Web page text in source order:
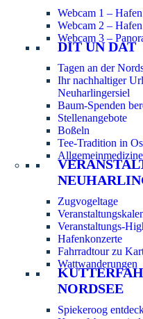
Webcam 1 –
Webcam 2 –
Webcam 3 –
DIT UN DAT
Tagen an der
Ihr nachhaltiger
Neuharlingersiel
Baum-Spenden
Stellenangebote
Boßeln
Tee-Tradition in
Zugvogeltage
Veranstaltungs-
Hafenkonzerte
Fahrradtour zu
Wattwanderungen
NORDSEE
Spiekeroog